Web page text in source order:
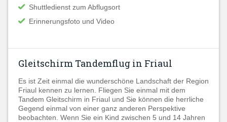
Shuttledienst zum Abflugsort
Erinnerungsfoto und Video
Gleitschirm Tandemflug in Friaul
Es ist Zeit einmal die wunderschöne Landschaft der Region
Friaul kennen zu lernen. Fliegen Sie einmal mit dem
Tandem Gleitschirm in Friaul und Sie können die herrliche
Gegend einmal von einer ganz anderen Perspektive
beobachten. Wenn Sie ein Kind zwischen 5 und 14 Jahren